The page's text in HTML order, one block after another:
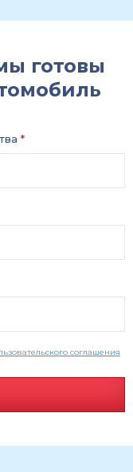
готовы
*
соглашения